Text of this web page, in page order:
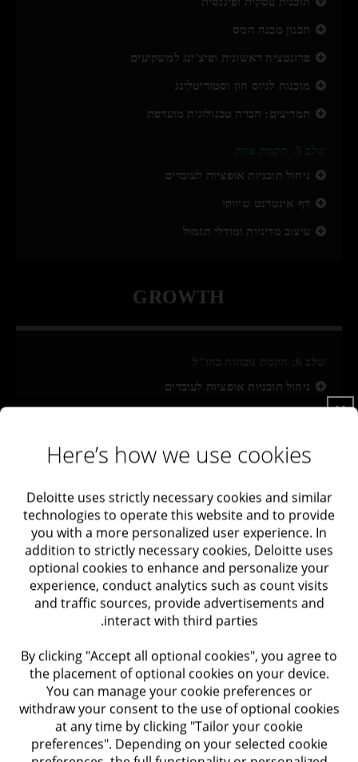
שלב 6: הקמת נוכחות בחו״ל
סביבתי
הנוף הרגולטורי בתחומי סביבה ואקלים הולך ומתפתח, בעיקר
בזירות אירופה וארצות הברית והדרישות חלות גם על חברות
זרות הפועלות בזירות אלו. הצוות יסייע לכם לזהות את
הרגולציות הרלוונטיות למוצרי החברה ואזורי הפעילות שלה,
ולהטמיע בהתאם מדיניות ונהלים בתהליכי ניהול
ליצירת קשר עם המומחים שלנו
חן תירוש
תכנון מבנה המס
פרזנטציה ראשונית ופיצ'ינג למשקיעים
מוכנות לגיוס הון וסטוריטלינג
תמריצים: חברה טכנולוגית מועדפת
ניהול תוכניות אופציות לעובדים
דף אינטרנט שיווקי
עיצוב מדיניות ומודלי תגמול
GROWTH
ניהול תוכניות אופציות לעובדים
עמידה בחוקי מס בינלאומיים
יישום רגולציות ESG וסקרי ציות סביבתי
שלב 7: הלקוח הגדול הראשון
SOC2
בדיקת חדירות (Penetration Test)
ISO27001
בדיקת שמישות (Usability Testing)
מחקר משתמשים
Here’s how we use cookies
Deloitte uses strictly necessary cookies and similar
technologies to operate this website and to provide
you with a more personalized user experience. In
addition to strictly necessary cookies, Deloitte uses
optional cookies to enhance and personalize your
experience, conduct analytics such as count visits
and traffic sources, provide advertisements and
interact with third parties.
By clicking "Accept all optional cookies", you agree to
the placement of optional cookies on your device.
You can manage your cookie preferences or
withdraw your consent to the use of optional cookies
at any time by clicking "Tailor your cookie
preferences". Depending on your selected cookie